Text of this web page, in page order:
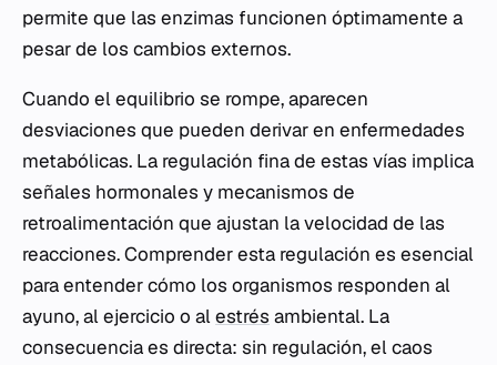
permite que las enzimas funcionen óptimamente a
pesar de los cambios externos.
Cuando el equilibrio se rompe, aparecen
desviaciones que pueden derivar en enfermedades
metabólicas. La regulación fina de estas vías implica
señales hormonales y mecanismos de
retroalimentación que ajustan la velocidad de las
reacciones. Comprender esta regulación es esencial
para entender cómo los organismos responden al
ayuno, al ejercicio o alestrés ambiental. La
consecuencia es directa: sin regulación, el caos